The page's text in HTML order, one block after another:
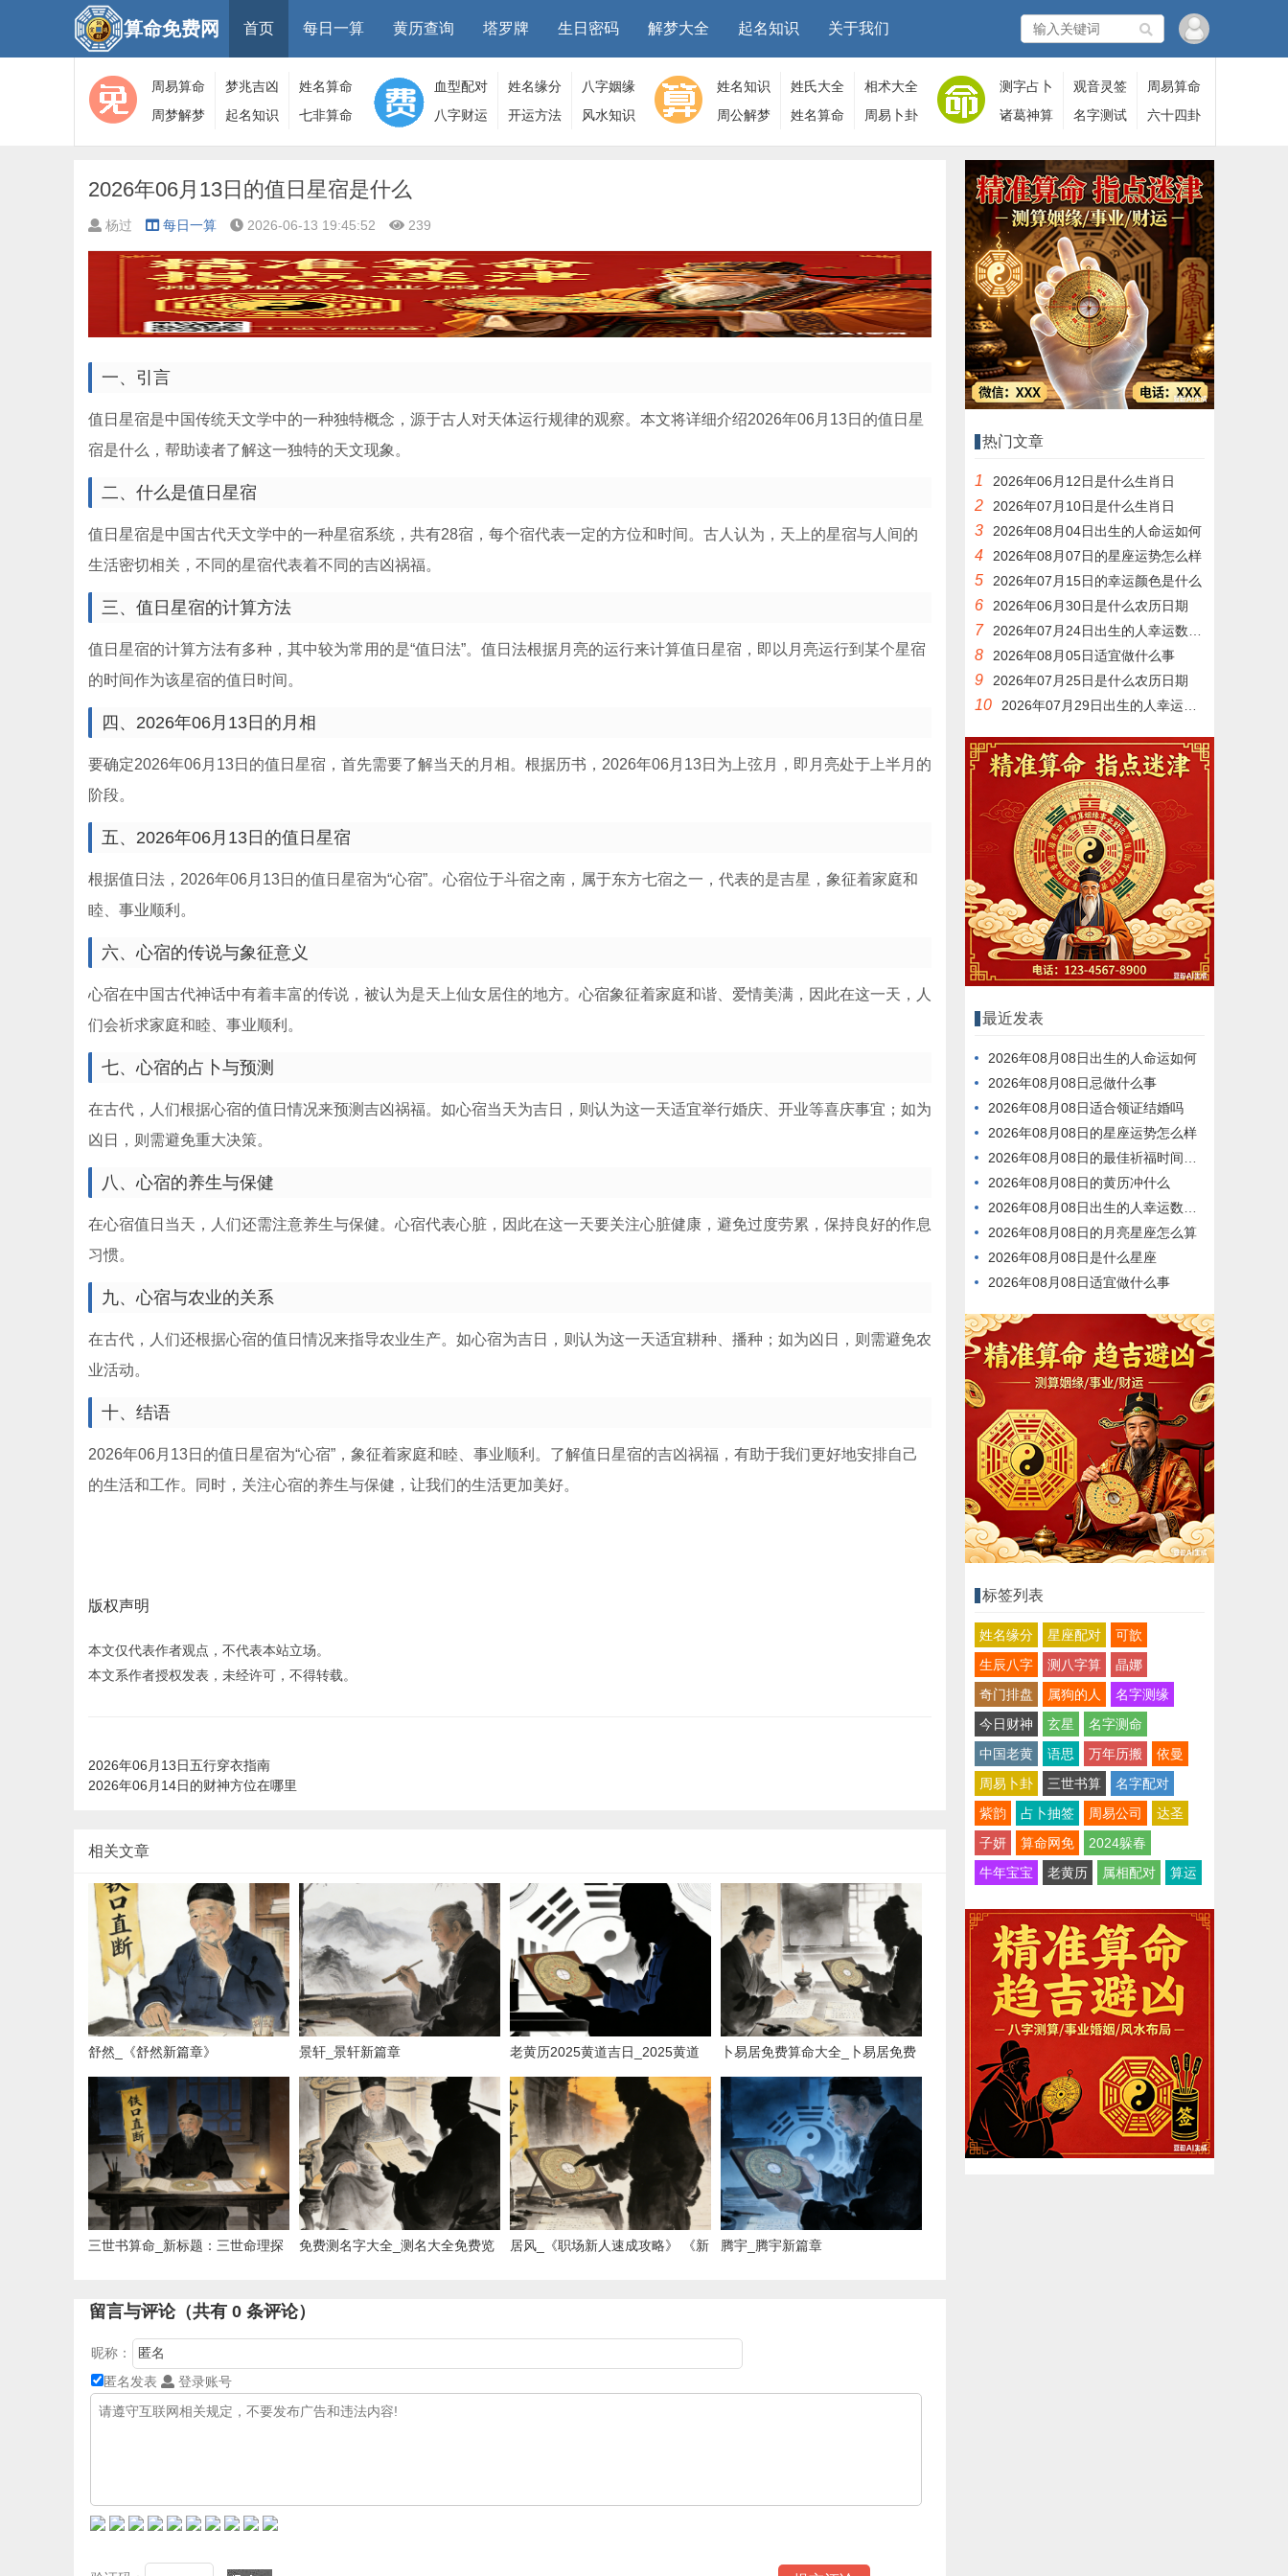
算命免费网 首页 每日一算 黄历查询 塔罗牌 生日密码 解梦大全 起名知识 关于我们
周易算命 梦兆吉凶
姓名算命
周梦解梦
大全
起名知识
算命
七非算命
网
血型配对 姓名缘分
八字姻缘
八字财运
开运方法 风水知识
姓名知识 姓氏大全
相术大全
周公解梦
姓名算命 周易卜卦
测字占卜 观音灵签
周易算命
诸葛神算
名字测试 六十四卦
2026年06月13日的值日星宿是什么
杨过 每日一算 2026-06-13 19:45:52 239
一、引言
值日星宿是中国传统天文学中的一种独特概念，源于古人对天体运行规律的观察。本文将详细介绍2026年06月13日的值日星
宿是什么，帮助读者了解这一独特的天文现象。
二、什么是值日星宿
值日星宿是中国古代天文学中的一种星宿系统，共有28宿，每个宿代表一定的方位和时间。古人认为，天上的星宿与人间的
生活密切相关，不同的星宿代表着不同的吉凶祸福。
三、值日星宿的计算方法
值日星宿的计算方法有多种，其中较为常用的是“值日法”。值日法根据月亮的运行来计算值日星宿，即以月亮运行到某个星宿
的时间作为该星宿的值日时间。
四、2026年06月13日的月相
要确定2026年06月13日的值日星宿，首先需要了解当天的月相。根据历书，2026年06月13日为上弦月，即月亮处于上半月的
阶段。
五、2026年06月13日的值日星宿
根据值日法，2026年06月13日的值日星宿为“心宿”。心宿位于斗宿之南，属于东方七宿之一，代表的是吉星，象征着家庭和
睦、事业顺利。
六、心宿的传说与象征意义
心宿在中国古代神话中有着丰富的传说，被认为是天上仙女居住的地方。心宿象征着家庭和谐、爱情美满，因此在这一天，人
们会祈求家庭和睦、事业顺利。
七、心宿的占卜与预测
在古代，人们根据心宿的值日情况来预测吉凶祸福。如心宿当天为吉日，则认为这一天适宜举行婚庆、开业等喜庆事宜；如为
凶日，则需避免重大决策。
八、心宿的养生与保健
在心宿值日当天，人们还需注意养生与保健。心宿代表心脏，因此在这一天要关注心脏健康，避免过度劳累，保持良好的作息
习惯。
九、心宿与农业的关系
在古代，人们还根据心宿的值日情况来指导农业生产。如心宿为吉日，则认为这一天适宜耕种、播种；如为凶日，则需避免农
业活动。
十、结语
2026年06月13日的值日星宿为“心宿”，象征着家庭和睦、事业顺利。了解值日星宿的吉凶祸福，有助于我们更好地安排自己
的生活和工作。同时，关注心宿的养生与保健，让我们的生活更加美好。
版权声明
本文仅代表作者观点，不代表本站立场。
本文系作者授权发表，未经许可，不得转载。
2026年06月13日五行穿衣指南
2026年06月14日的财神方位在哪里
相关文章
舒然_《舒然新篇章》 景轩_景轩新篇章
老黄历2025黄道吉日_2025黄道
吉日速览
卜易居免费算命大全_卜易居免费
命理宝典
三世书算命_新标题：三世命理探
免费测名字大全_测名大全免费览
居风_《职场新人速成攻略》 《新
腾宇_腾宇新篇章
留言与评论（共有 0 条评论）
昵称：
匿名发表
登录账号
热门文章
1 2026年06月12日是什么生肖日
2 2026年07月10日是什么生肖日
3 2026年08月04日出生的人命运如何
4 2026年08月07日的星座运势怎么样
5 2026年07月15日的幸运颜色是什么
6 2026年06月30日是什么农历日期
7 2026年07月24日出生的人幸运数字是什么
8 2026年08月05日适宜做什么事
9 2026年07月25日是什么农历日期
10 2026年07月29日出生的人幸运数字是什么
最近发表
2026年08月08日出生的人命运如何
2026年08月08日忌做什么事
2026年08月08日适合领证结婚吗
2026年08月08日的星座运势怎么样
2026年08月08日的最佳祈福时间是什么时候
2026年08月08日的黄历冲什么
2026年08月08日出生的人幸运数字是什么
2026年08月08日的月亮星座怎么算
2026年08月08日是什么星座
2026年08月08日适宜做什么事
标签列表
姓名缘分 星座配对
可歆
生辰八字
测八字算
晶娜
奇门排盘
属狗的人
名字测缘
今日财神
玄星
名字测命
中国老黄
语思 万年历搬
依曼
周易卜卦
三世书算
名字配对
紫韵
占卜抽签 周易公司
达圣
子妍
算命网免
2024躲春
牛年宝宝
老黄历 属相配对 算运